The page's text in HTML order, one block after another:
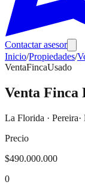
Contactar asesor
Inicio/Propiedades/
VentaFincaUsado
Venta
La Florida · Pereira·
Precio
$490.000.000
0